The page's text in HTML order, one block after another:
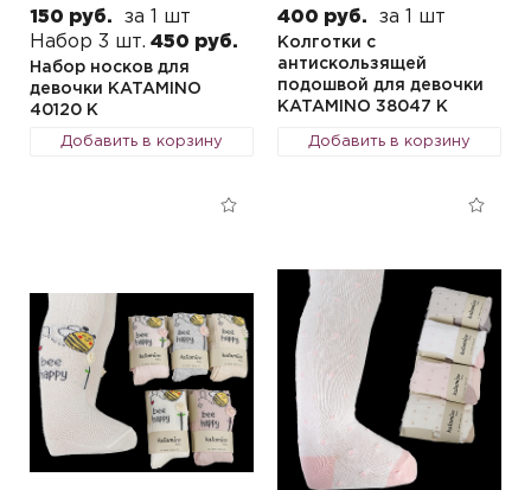
150 руб.
за 1 шт
Набор 3 шт. 450 руб.
Набор носков для
девочки KATAMINO
40120 K
Добавить в корзину
400 руб. за 1 шт
Колготки с
антискользящей
подошвой для девочки
KATAMINO 38047 K
Добавить в корзину